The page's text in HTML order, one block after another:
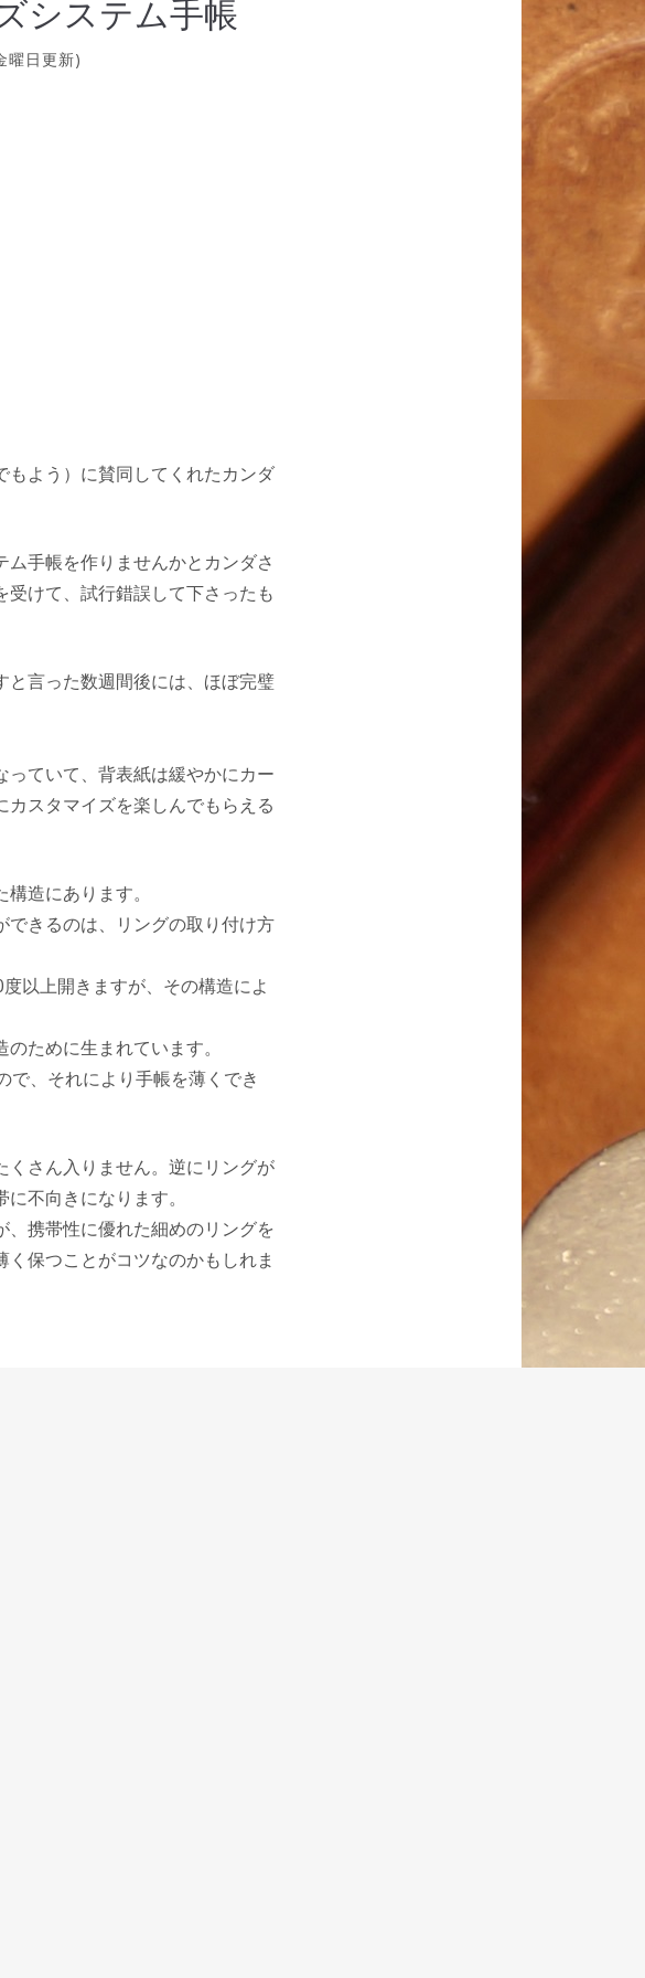
システム手帳
曜日更新)
よう）に賛同してくれたカンダ
手帳を作りませんかとカンダさ
けて、試行錯誤して下さったも
と言った数週間後には、ほぼ完璧
ていて、背表紙は緩やかにカー
スタマイズを楽しんでもらえる
造にあります。
きるのは、リングの取り付け方
以上開きますが、その構造によ
ために生まれています。
で、それにより手帳を薄くでき
くさん入りません。逆にリングが
不向きになります。
携帯性に優れた細めのリングを
保つことがコツなのかもしれま